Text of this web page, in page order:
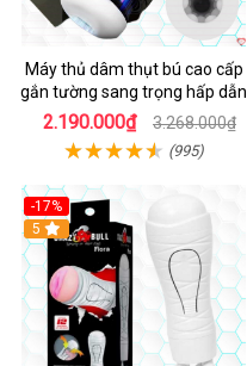
Máy thủ dâm thụt bú cao cấp
gắn tường sang trọng hấp dẫn
2.190.000₫ 3.268.000₫
(995)
-17%
5